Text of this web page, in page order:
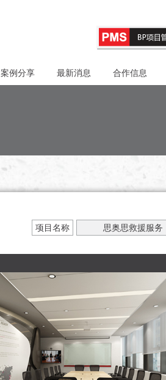
案例分享 最新消息 合作信息
思奥思救援服务
项目名称